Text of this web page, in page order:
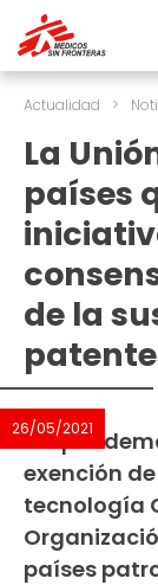
Actualidad >
La
países
de la
26/05/2021
exención
tecnología
países